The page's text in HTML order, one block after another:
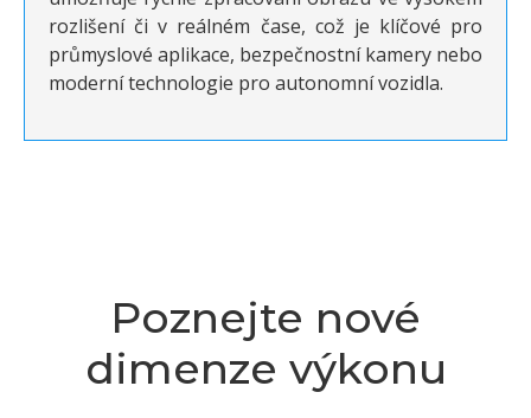
rozlišení či v reálném čase, což je klíčové pro
průmyslové aplikace, bezpečnostní kamery nebo
moderní technologie pro autonomní vozidla.
Poznejte nové
dimenze výkonu